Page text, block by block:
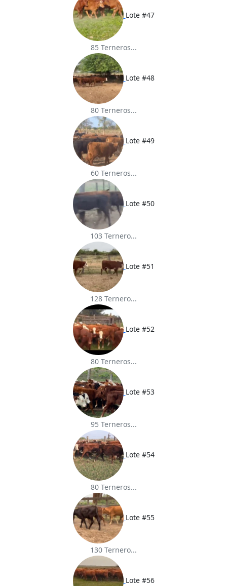
Lote #47
85 Terneros...
Lote #48
80 Terneros...
Lote #49
60 Terneros...
Lote #50
103 Ternero...
Lote #51
128 Ternero...
Lote #52
80 Terneros...
Lote #53
95 Terneros...
Lote #54
80 Terneros...
Lote #55
130 Ternero...
Lote #56